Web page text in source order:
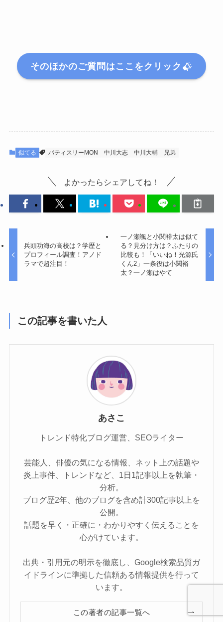
そのほかのご質問はここをクリック
似てる パティスリーMON 中川大志 中川大輔 兄弟
よかったらシェアしてね！
兵頭功海の高校は？学歴と
プロフィール調査！アノド
ラマで超注目！
一ノ瀬颯と小関裕太は似て
る？見分け方は？ふたりの
比較も！「いいね！光源氏
くん2」一条役は小関裕
太？一ノ瀬はやて
この記事を書いた人
あさこ
トレンド特化ブログ運営、SEOライター
芸能人、俳優の気になる情報、ネット上の話題や
炎上事件、トレンドなど、1日1記事以上を執筆・
分析。
ブログ歴2年、他のブログを含め計300記事以上を
公開。
話題を早く・正確に・わかりやすく伝えることを
心がけています。
出典・引用元の明示を徹底し、Google検索品質ガ
イドラインに準拠した信頼ある情報提供を行って
います。
この著者の記事一覧へ